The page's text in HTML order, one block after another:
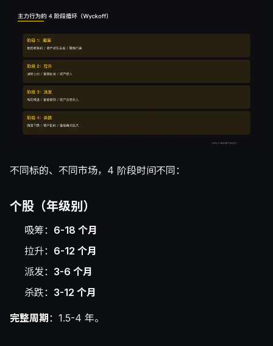
不同标的、不同市场，4 阶段时间不同：
个股（年级别）
吸筹： 6-18 个月
拉升： 6-12 个月
派发： 3-6 个月
杀跌： 3-12 个月
完整周期 ：1.5-4 年。